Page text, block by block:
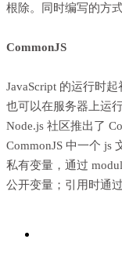
根除。同时编写的方
CommonJS
JavaScript 的运行时
也可以在服务器上运
Node.js 社区推出了
CommonJS 中一个 js
私有变量，通过
公开变量；引用时通